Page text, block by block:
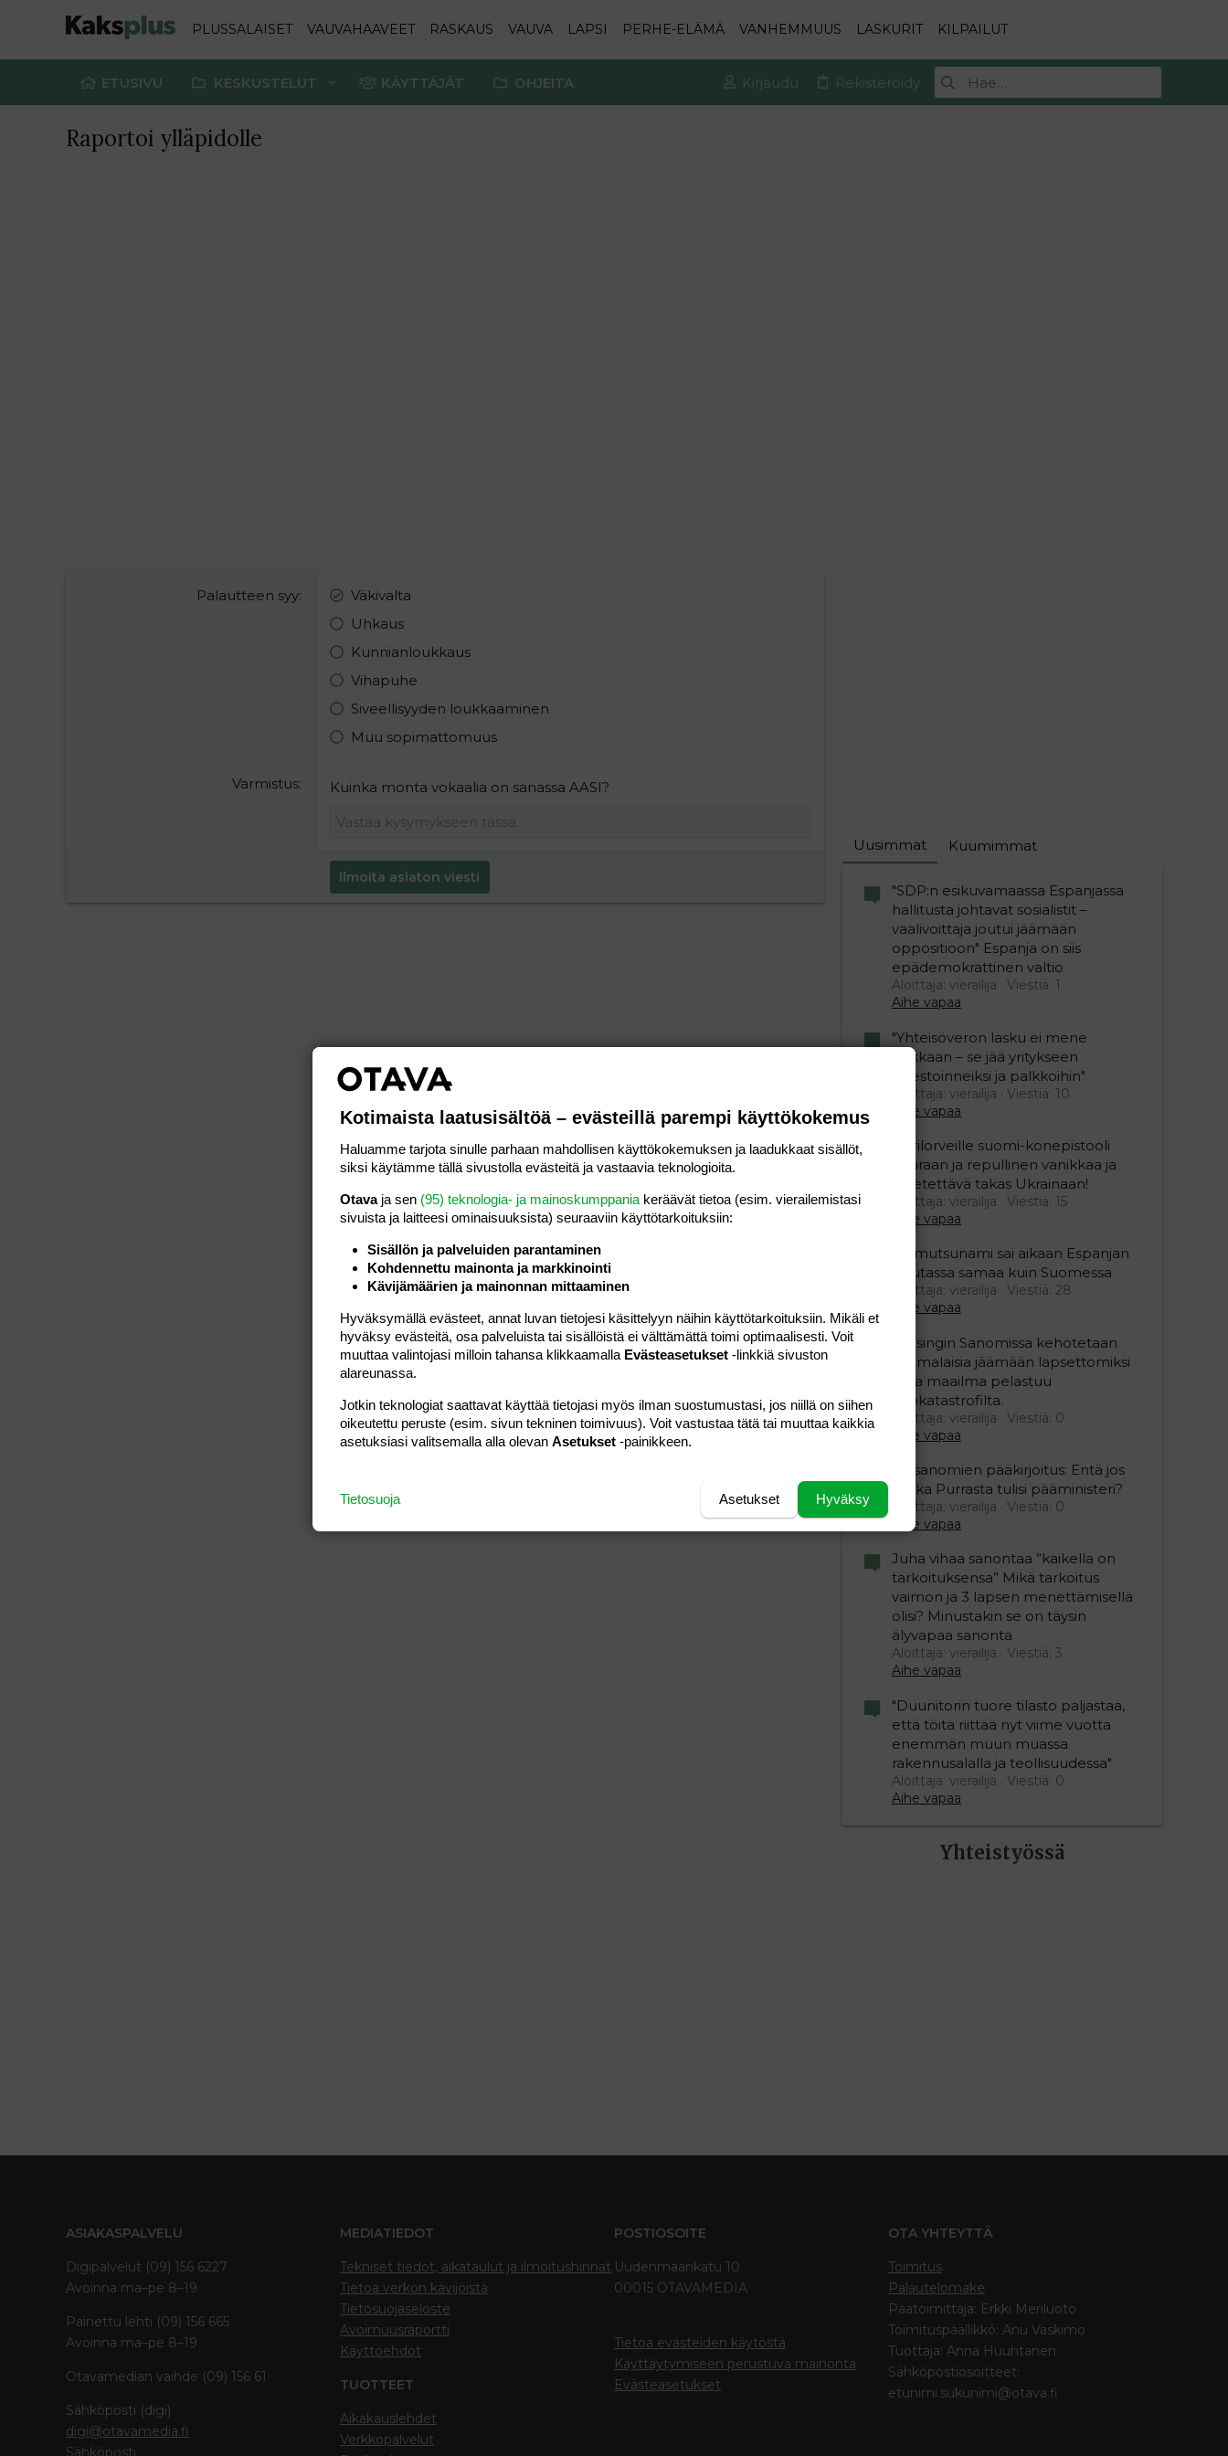
PLUSSALAISET VAUVAHAAVEET RASKAUS VAUVA LAPSI PERHE-ELÄMÄ VANHEMMUUS LASKURIT KILPAILUT
ETUSIVU KESKUSTELUT KÄYTTÄJÄT OHJEITA Kirjaudu Rekisteröidy
Raportoi ylläpidolle
Palautteen syy
Väkivalta
Uhkaus
Kunnianloukkaus
Vihapuhe
Siveellisyyden loukkaaminen
Muu sopimattomuus
Varmistus Kuinka monta vokaalia on sanassa AASI?
Ilmoita asiaton viesti
Uusimmat Kuumimmat
"SDP:n esikuvamaassa Espanjassa
hallitusta johtavat sosialistit –
vaalivoittaja joutui jäämään
oppositioon" Espanja on siis
epädemokrattinen valtio
Aloittaja: vierailija
Viestiä: 1
Aihe vapaa
"Yhteisöveron lasku ei mene
hukkaan – se jää yritykseen
investoinneiksi ja palkkoihin"
Aloittaja: vierailija
Viestiä: 10
Aihe vapaa
Ukrilorveille suomi-konepistooli
kouraan ja repullinen vanikkaa ja
lähetettävä takas Ukrainaan!
Aloittaja: vierailija
Viestiä: 15
Aihe vapaa
Mamutsunami sai aikaan Espanjan
Ceutassa samaa kuin Suomessa
Aloittaja: vierailija
Viestiä: 28
Aihe vapaa
Helsingin Sanomissa kehotetaan
suomalaisia jäämään lapsettomiksi
jotta maailma pelastuu
ekokatastrofilta.
Aloittaja: vierailija
Viestiä: 0
Aihe vapaa
Iltasanomien pääkirjoitus: Entä jos
Riikka Purrasta tulisi pääministeri?
Aloittaja: vierailija
Viestiä: 0
Aihe vapaa
Juha vihaa sanontaa ”kaikella on
tarkoituksensa” Mikä tarkoitus
vaimon ja 3 lapsen menettämisellä
olisi? Minustakin se on täysin
älyvapaa sanonta
Aloittaja: vierailija
Viestiä: 3
Aihe vapaa
"Duunitorin tuore tilasto paljastaa,
että töitä riittää nyt viime vuotta
enemmän muun muassa
rakennusalalla ja teollisuudessa"
Aloittaja: vierailija
Viestiä: 0
Aihe vapaa
Yhteistyössä
ASIAKASPALVELU
Digipalvelut (09) 156 6227
Avoinna ma–pe 8–19
Painettu lehti (09) 156 665
Avoinna ma–pe 8–19
Otavamedian vaihde (09) 156 61
Sähköposti (digi)
digi@otavamedia.fi
Sähköposti
MEDIATIEDOT
Tekniset tiedot, aikataulut ja ilmoitushinnat
Tietoa verkon kävijöistä
Tietosuojaseloste
Avoimuusraportti
Käyttöehdot
TUOTTEET
Aikakauslehdet
Verkkopalvelut
POSTIOSOITE
Uudenmaankatu 10
00015 OTAVAMEDIA
Tietoa evästeiden käytöstä
Käyttäytymiseen perustuva mainonta
Evästeasetukset
OTA YHTEYTTÄ
Toimitus
Palautelomake
Päätoimittaja: Erkki Meriluoto
Toimituspäällikkö: Anu Vaskimo
Tuottaja: Anna Huuhtanen
Sähköpostiosoitteet:
etunimi.sukunimi@otava.fi
Kotimaista laatusisältöä – evästeillä parempi käyttökokemus
Haluamme tarjota sinulle parhaan mahdollisen käyttökokemuksen ja laadukkaat sisällöt,
siksi käytämme tällä sivustolla evästeitä ja vastaavia teknologioita.
Otavaja sen (95) teknologia- ja mainoskumppania keräävät tietoa (esim. vierailemis­tasi
sivuista ja laitteesi ominaisuuk­sista) seuraaviin käyttötarkoituksiin:
Sisällön ja palveluiden parantaminen
Kohdennettu mainonta ja markkinointi
Kävijämäärien ja mainonnan mittaaminen
Hyväksymällä evästeet, annat luvan tietojesi käsittelyyn näihin käyttötarkoituksiin. Mikäli et
hyväksy evästeitä, osa palveluista tai sisällöistä ei välttämättä toimi optimaalisesti. Voit
muuttaa valintojasi milloin tahansa klikkaamalla Evästeasetukset -linkkiä sivuston
alareunassa.
Jotkin teknologiat saattavat käyttää tietojasi myös ilman suostumustasi, jos niillä on siihen
oikeutettu peruste (esim. sivun tekninen toimivuus). Voit vastustaa tätä tai muuttaa kaikkia
asetuksiasi valitsemalla alla olevan Asetukset -painikkeen.
Hyväksy
Asetukset
Tietosuoja